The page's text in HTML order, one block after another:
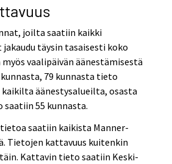
joilta saatiin kaikki
täysin tasaisesti koko
vaalipäivän äänestämisestä
79 kunnasta tieto
äänestysalueilta, osasta
55 kunnasta.
saatiin kaikista Manner-
Tietojen kattavuus kuitenkin
Kattavin tieto saatiin Keski-